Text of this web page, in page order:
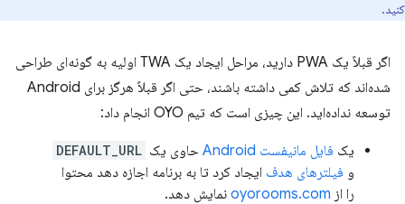
کنید.
اگر قبلاً یک PWA دارید، مراحل ایجاد یک TWA اولیه به گونه‌ای طراحی
شده‌اند که تلاش کمی داشته باشند، حتی اگر قبلاً هرگز برای Android
توسعه نداده‌اید. این چیزی است که تیم OYO انجام داد:
یک فایل مانیفست Android حاوی یک DEFAULT_URL
و فیلترهای هدف ایجاد کرد تا به برنامه اجازه دهد محتوا
را از oyorooms.com نمایش دهد.